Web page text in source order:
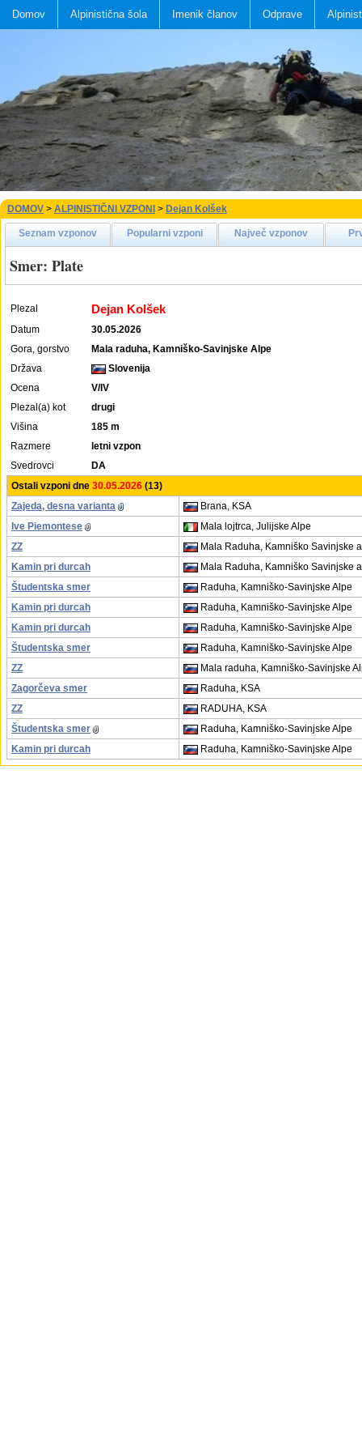
Domov Alpinistična šola Imenik članov Odprave
DOMOV > ALPINISTIČNI VZPONI > Dejan Kolšek
Seznam vzponov Popularni vzponi Največ vzponov
Smer: Plate
Plezal Dejan Kolšek
Datum
30.05.2026
Gora, gorstvo
Mala raduha, Kamniško-Savinjske Alpe
Država
Slovenija
Ocena
V/IV
Plezal(a) kot
drugi
Višina
185 m
Razmere
letni vzpon
Svedrovci
DA
Ostali vzponi dne 30.05.2026 (13)
Zajeda, desna varianta
Brana, KSA
Ive Piemontese
Mala lojtrca, Julijske Alpe
ZZ
Mala Raduha, Kamniško Savinjske
Kamin pri durcah
Mala Raduha, Kamniško Savinjske
Študentska smer
Raduha, Kamniško-Savinjske Alpe
Kamin pri durcah
Raduha, Kamniško-Savinjske Alpe
Kamin pri durcah
Raduha, Kamniško-Savinjske Alpe
Študentska smer
Raduha, Kamniško-Savinjske Alpe
ZZ
Mala raduha, Kamniško-Savinjske
Zagorčeva smer
Raduha, KSA
ZZ
RADUHA, KSA
Študentska smer
Raduha, Kamniško-Savinjske Alpe
Kamin pri durcah
Raduha, Kamniško-Savinjske Alpe